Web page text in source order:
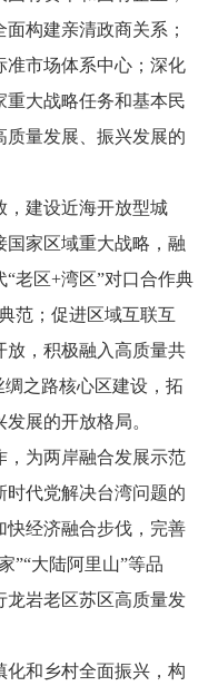
构建亲清政商关系；
准市场体系中心；深化
重大战略任务和基本民
质量发展、振兴发展的
建设近海开放型城
国家区域重大战略，融
老区+湾区”对口合作典
范；促进区域互联互
放，积极融入高质量共
之路核心区建设，拓
展的开放格局。
为两岸融合发展示范
时代党解决台湾问题的
快经济融合步伐，完善
”“大陆阿里山”等品
龙岩老区苏区高质量发
和乡村全面振兴，构